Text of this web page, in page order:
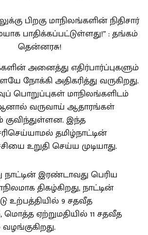
அனைத்து எதிர்பார்ப்புகளும்
நோக்கி அதிகரித்து வருகிறது.
பொறுப்புகள் மாநிலங்களிடம்
வருவாய் ஆதாரங்கள்
குவிந்துள்ளன. இந்த
தமிழ்நாட்டின்
உறுதி செய்ய முடியாது.
நாட்டின் இரண்டாவது பெரிய
திகழ்கிறது, நாட்டின்
உற்பத்தியில் 9 சதவீத
ஏற்றுமதியில் 11 சதவீத